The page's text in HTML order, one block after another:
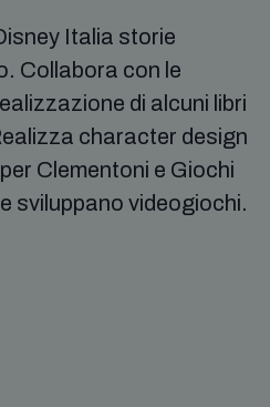
Italia storie
Collabora con le
di alcuni libri
character design
Clementoni e Giochi
sviluppano videogiochi.